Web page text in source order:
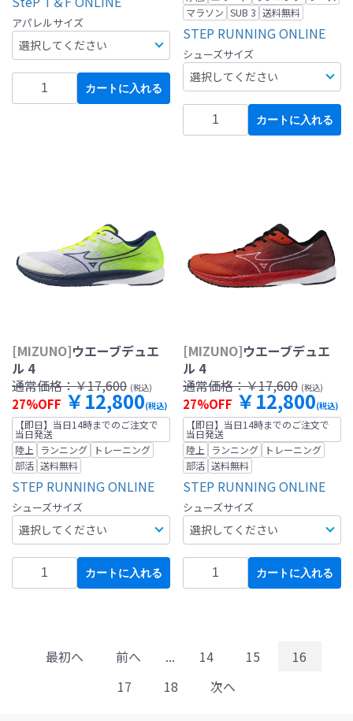
アパレルサイズ
カートに入れる
マラソン SUB 3 送料無料
STEP RUNNING ONLINE
シューズサイズ
カートに入れる
[MIZUNO]ウエーブデュエ
ル 4
通常価格：￥17,600 (税込)
27%OFF ￥12,800(税込)
【即日】当日14時までのご注文で
当日発送
陸上
ランニング
トレーニング
部活 送料無料
STEP RUNNING ONLINE
シューズサイズ
カートに入れる
[MIZUNO]ウエーブデュエ
ル 4
通常価格：￥17,600 (税込)
27%OFF ￥12,800(税込)
【即日】当日14時までのご注文で
当日発送
陸上
ランニング
トレーニング
部活 送料無料
STEP RUNNING ONLINE
シューズサイズ
カートに入れる
最初へ 前へ ... 14 15
16
17
18 次へ